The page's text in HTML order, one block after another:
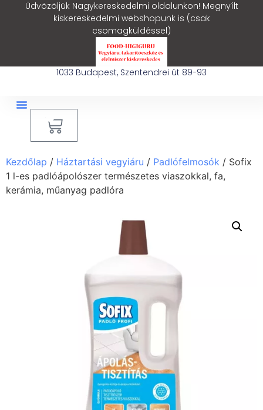
Üdvözöljük Nagykereskedelmi oldalunkon! Megnyílt
kiskereskedelmi webshopunk is (csak
csomagküldéssel)
1033 Budapest, Szentendrei út 89-93
Kezdőlap / Háztartási vegyiáru / Padlófelmosók / Sofix
1 l-es padlóápolószer természetes viaszokkal, fa,
kerámia, műanyag padlóra